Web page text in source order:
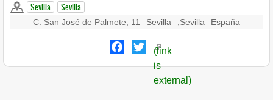
Sevilla Sevilla
C. San José de Palmete, 11 Sevilla Sevilla España
Facebook
Twitter
(link
is
external)